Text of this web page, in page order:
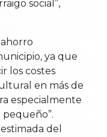
social”,
ya que
los costes
en más de
especialmente
del